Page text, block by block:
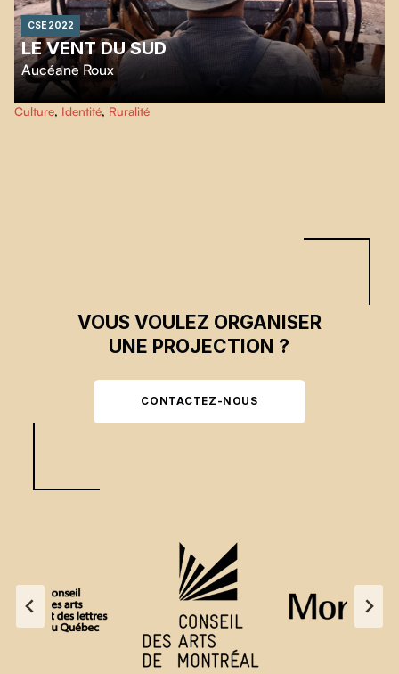
CSE 2022
LE VENT DU SUD
Aucéane Roux
Au Canada, le village de Val Gagné fait face à l’exode rural. La vie semble s’y
dissoudre, l’avenir est incertain. Mais ces villageois.es franco-ontarien·ne·s
Culture, Identité, Ruralité
VOUS VOULEZ ORGANISER
UNE PROJECTION ?
CONTACTEZ-NOUS